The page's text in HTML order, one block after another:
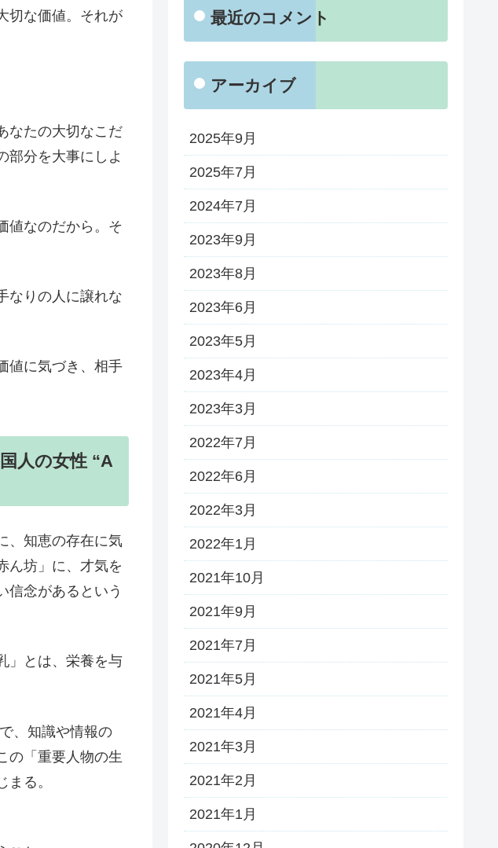
切な価値。それが
なたの大切なこだ
部分を大事にしよ
値なのだから。そ
なりの人に譲れな
値に気づき、相手
人の女性 “A
、知恵の存在に気
ん坊」に、才気を
信念があるという
」とは、栄養を与
、知識や情報の
の「重要人物の生
る。
最近のコメント
アーカイブ
2025年9月
2025年7月
2024年7月
2023年9月
2023年8月
2023年6月
2023年5月
2023年4月
2023年3月
2022年7月
2022年6月
2022年3月
2022年1月
2021年10月
2021年9月
2021年7月
2021年5月
2021年4月
2021年3月
2021年2月
2021年1月